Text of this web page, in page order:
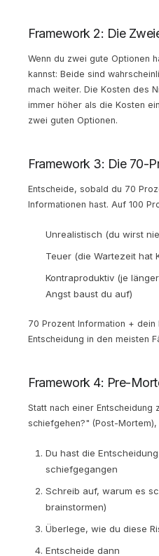
Framework 2: Die
Wenn du zwei gute Optionen
kannst: Beide sind
mach weiter. Die Kosten des
immer höher als die Kosten
zwei guten Optionen.
Framework 3: Die 70-
Entscheide, sobald du 70
Informationen hast. Auf 100
Unrealistisch (du wirst
Teuer (die Wartezeit hat
Kontraproduktiv (je
Angst baust du auf)
70 Prozent Information +
Entscheidung in den meisten
Framework 4: Pre-
Statt nach einer Entscheidung
schiefgehen?" (Post-
Du hast die
schiefgegangen
Schreib auf, warum es
brainstormen)
Überlege, wie du diese
Entscheide dann